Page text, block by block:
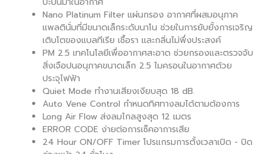
Nano Platinum Filter แผ่นกรอง อากาศที่ผสมอนุภาค
แพลตินั่มที่มีขนาดเล็กระดับนาโน ช่วยในการยับยั้งการเจริญ
เติบโตของแบลทีเรีย เชื้อรา และกลิ่นไม่พึ่งประสงค์
PM 2.5 เทคโนโลยีเพื่ออากาศสะอาด ช่วยกรองและตรวจจับ
สิ่งเจือปนอนุภาคขนาดเล็ก 2.5 ไมครอนในอากาศด้วย
ประจุไฟฟ้า
Quiet Mode ทำงานเสียงเงียบสุด 18 dB.
Auto Vene Control กำหนดทิศทางลมได้ตามต้องการ
Long Air Flow ส่งลมไกลสูงสุด 12 เมตร
ERROR CODE ง่ายต่อการเซ็คอาการเสีย
24 Hour ON/OFF Timer โปรแกรมการตั้งเวลาเปิด - ปิด